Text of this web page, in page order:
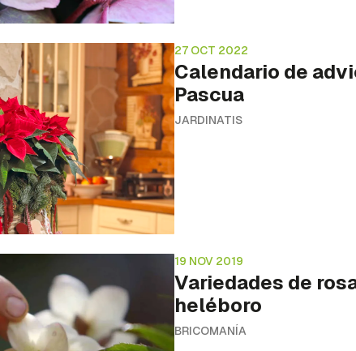
27 OCT 2022
Calendario de
Pascua
JARDINATIS
19 NOV 2019
Variedades de
heléboro
BRICOMANÍA